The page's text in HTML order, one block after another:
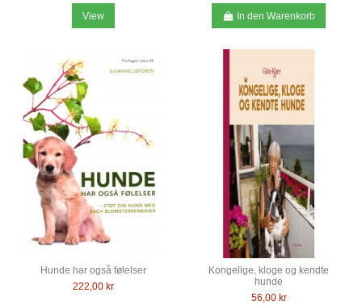
View In den Warenkorb
Hunde har også følelser
222,00 kr
Kongelige, kloge og kendte
hunde
56,00 kr